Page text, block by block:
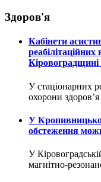
Здоров'я
Кабінети
реабілітаційних
Кіровоградщині
У стаціонарних
охорони здоров’я
У
обстеження
У
магнітно-